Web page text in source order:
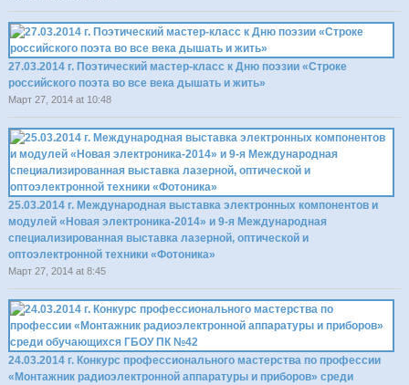
27.03.2014 г. Поэтический мастер-класс к Дню поэзии «Строке
российского поэта во все века дышать и жить»
Март 27, 2014 at 10:48
25.03.2014 г. Международная выставка электронных компонентов и
модулей «Новая электроника-2014» и 9-я Международная
специализированная выставка лазерной, оптической и
оптоэлектронной техники «Фотоника»
Март 27, 2014 at 8:45
24.03.2014 г. Конкурс профессионального мастерства по профессии
«Монтажник радиоэлектронной аппаратуры и приборов» среди